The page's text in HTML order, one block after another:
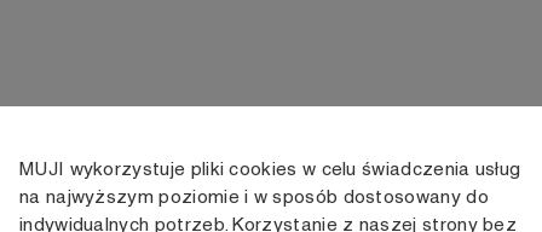
KONTAKT KONTO INFORMACJE
MUJI wykorzystuje pliki cookies w celu świadczenia usług
na najwyższym poziomie i w sposób dostosowany do
indywidualnych potrzeb. Korzystanie z naszej strony bez